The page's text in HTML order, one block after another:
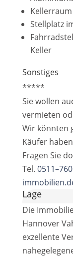
Kellerraum
Stellplatz
Keller
Sonstiges
*****
Sie wollen
vermieten
Wir könnten
Käufer
Fragen Sie
Tel.
Lage
Die
Hannover
exzellente